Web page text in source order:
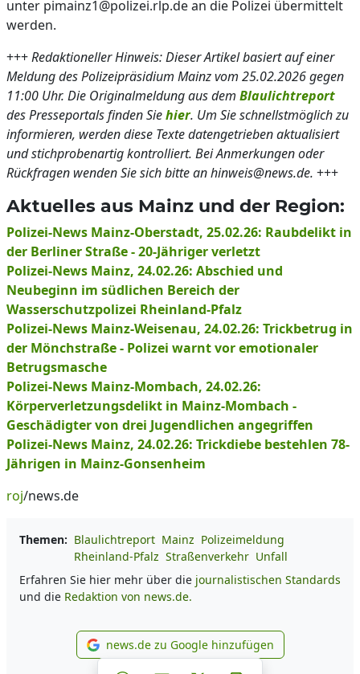
unter pimainz1@polizei.rlp.de an die Polizei übermittelt
werden.
+++Redaktioneller Hinweis: Dieser Artikel basiert auf einer
Meldung des Polizeipräsidium Mainz vom 25.02.2026 gegen
11:00 Uhr. Die Originalmeldung aus dem Blaulichtreport
des Presseportals finden Siehier. Um Sie schnellstmöglich zu
informieren, werden diese Texte datengetrieben aktualisiert
und stichprobenartig kontrolliert. Bei Anmerkungen oder
Rückfragen wenden Sie sich bitte an hinweis@news.de. +++
Aktuelles aus Mainz und der Region:
Polizei-News Mainz-Oberstadt, 25.02.26: Raubdelikt in
der Berliner Straße - 20-Jähriger verletzt
Polizei-News Mainz, 24.02.26: Abschied und
Neubeginn im südlichen Bereich der
Wasserschutzpolizei Rheinland-Pfalz
Polizei-News Mainz-Weisenau, 24.02.26: Trickbetrug in
der Mönchstraße - Polizei warnt vor emotionaler
Betrugsmasche
Polizei-News Mainz-Mombach, 24.02.26:
Körperverletzungsdelikt in Mainz-Mombach -
Geschädigter von drei Jugendlichen angegriffen
Polizei-News Mainz, 24.02.26: Trickdiebe bestehlen 78-
Jährigen in Mainz-Gonsenheim
roj/news.de
Themen: Blaulichtreport Mainz Polizeimeldung
Rheinland-Pfalz Straßenverkehr Unfall
Erfahren Sie hier mehr über die journalistischen Standards
und die Redaktion von news.de.
news.de zu Google
news.de zu Google hinzufügen